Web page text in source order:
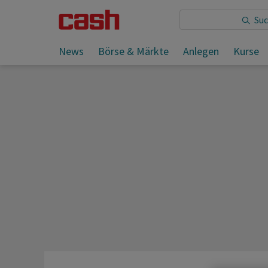
News Börse & Märkte Anlegen Kurse
Sie lesen: